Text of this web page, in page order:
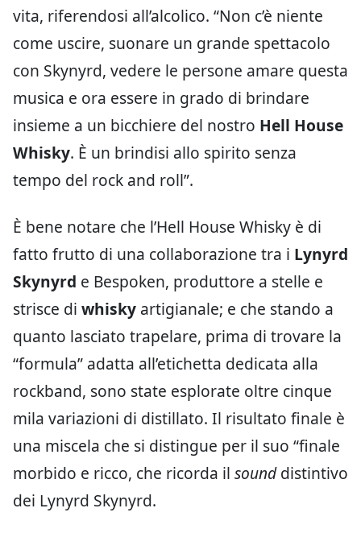
vita, riferendosi all’alcolico. “Non c’è niente
come uscire, suonare un grande spettacolo
con Skynyrd, vedere le persone amare questa
musica e ora essere in grado di brindare
insieme a un bicchiere del nostro Hell House
Whisky. È un brindisi allo spirito senza
tempo del rock and roll”.
È bene notare che l’Hell House Whisky è di
fatto frutto di una collaborazione tra i Lynyrd
Skynyrd e Bespoken, produttore a stelle e
strisce di whisky artigianale; e che stando a
quanto lasciato trapelare, prima di trovare la
“formula” adatta all’etichetta dedicata alla
rockband, sono state esplorate oltre cinque
mila variazioni di distillato. Il risultato finale è
una miscela che si distingue per il suo “finale
morbido e ricco, che ricorda il sounddistintivo
dei Lynyrd Skynyrd.